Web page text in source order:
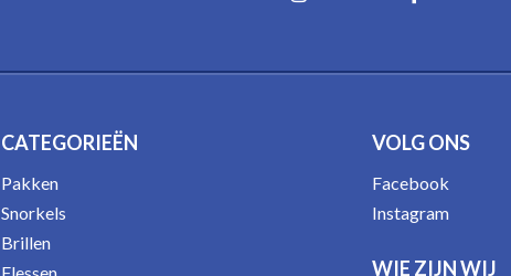
CATEGORIEËN
Pakken
Snorkels
Brillen
VOLG ONS
Facebook
Instagram
WIE ZIJN WIJ